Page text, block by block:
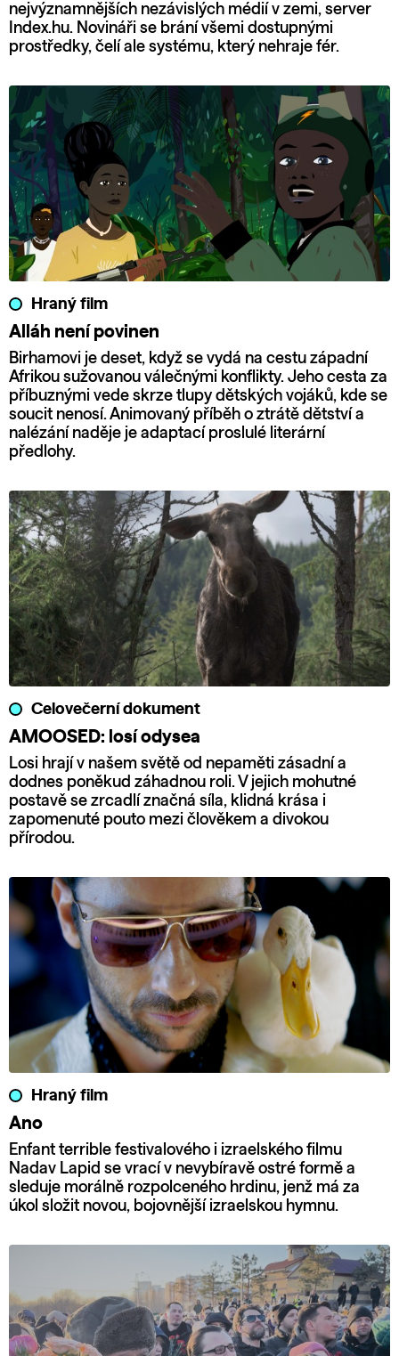
nejvýznamnějších nezávislých médií v zemi, server
Index.hu. Novináři se brání všemi dostupnými
prostředky, čelí ale systému, který nehraje fér.
Hraný film
Alláh není povinen
Birhamovi je deset, když se vydá na cestu západní
Afrikou sužovanou válečnými konflikty. Jeho cesta za
příbuznými vede skrze tlupy dětských vojáků, kde se
soucit nenosí. Animovaný příběh o ztrátě dětství a
nalézání naděje je adaptací proslulé literární
předlohy.
Celovečerní dokument
AMOOSED: losí odysea
Losi hrají v našem světě od nepaměti zásadní a
dodnes poněkud záhadnou roli. V jejich mohutné
postavě se zrcadlí značná síla, klidná krása i
zapomenuté pouto mezi člověkem a divokou
přírodou.
Hraný film
Ano
Enfant terrible festivalového i izraelského filmu
Nadav Lapid se vrací v nevybíravě ostré formě a
sleduje morálně rozpolceného hrdinu, jenž má za
úkol složit novou, bojovnější izraelskou hymnu.